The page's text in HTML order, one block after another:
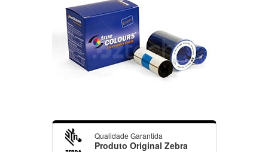
Qualidade Garantida
Produto Original Zebra